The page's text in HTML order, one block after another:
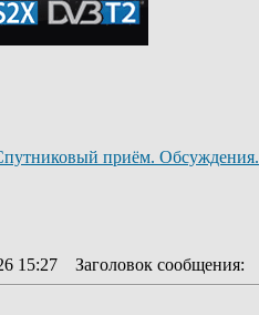
приём. Обсуждения.
15:27 Заголовок сообщения: